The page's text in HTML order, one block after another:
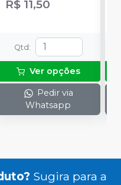
R$ 11,50
Qtd:
Ver opções
Pedir via
Whatsapp
Sugira para a